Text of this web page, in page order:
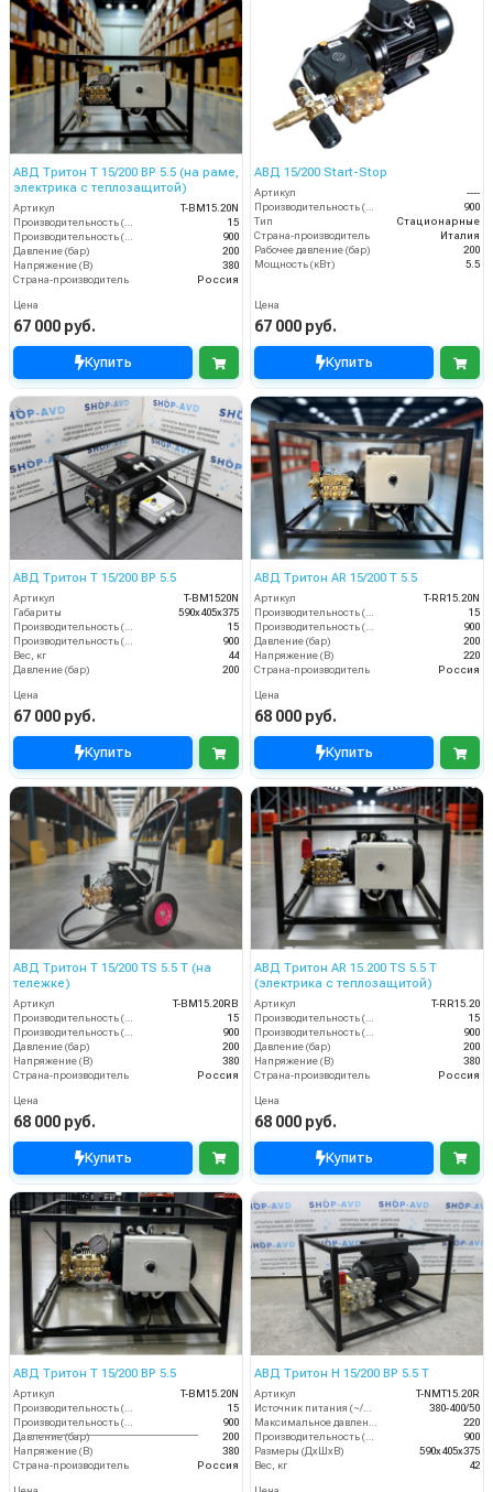
АВД Тритон T 15/200 ВР 5.5 (на раме,
электрика с теплозащитой)
Артикул
T-BM15.20N
Производительность (л/мин)
15
Производительность (л/ч)
900
Давление (бар)
200
Напряжение (В)
380
Страна-производитель
Россия
Цена
67 000 руб.
Купить
АВД 15/200 Start-Stop
Артикул
----
Производительность (л/ч)
900
Тип
Стационарные
Страна-производитель
Италия
Рабочее давление (бар)
200
Мощность (кВт)
5.5
Цена
67 000 руб.
Купить
АВД Тритон T 15/200 BP 5.5
Артикул
T-BM1520N
Габариты
590х405х375
Производительность (л/мин)
15
Производительность (л/ч)
900
Вес, кг
44
Давление (бар)
200
Цена
67 000 руб.
Купить
АВД Тритон AR 15/200 T 5.5
Артикул
T-RR15.20N
Производительность (л/мин)
15
Производительность (л/ч)
900
Давление (бар)
200
Напряжение (В)
220
Страна-производитель
Россия
Цена
68 000 руб.
Купить
АВД Тритон Т 15/200 TS 5.5 T (на
тележке)
Артикул
T-BM15.20RB
15
900
Давление (бар)
200
Напряжение (В)
380
Страна-производитель
Россия
Цена
68 000 руб.
Купить
АВД Тритон AR 15.200 TS 5.5 Т
(электрика с теплозащитой)
Артикул
T-RR15.20
15
900
Давление (бар)
200
Напряжение (В)
380
Страна-производитель
Россия
Цена
68 000 руб.
Купить
АВД Тритон Т 15/200 ВР 5.5
Артикул
T-BM15.20N
15
900
Давление (бар)
200
Напряжение (В)
380
Страна-производитель
Россия
АВД Тритон H 15/200 BP 5.5 T
Артикул
T-NMT15.20R
380-400/50
220
900
Размеры (ДхШхВ)
590х405х375
Вес, кг
42